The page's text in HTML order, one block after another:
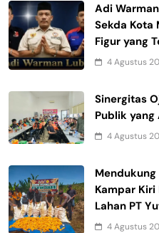
Adi
Sekda Kota
Figur yang
4 Agustus
Sinergitas
Publik yang
4 Agustus
Mendukung
Kampar Kiri
Lahan PT
4 Agustus